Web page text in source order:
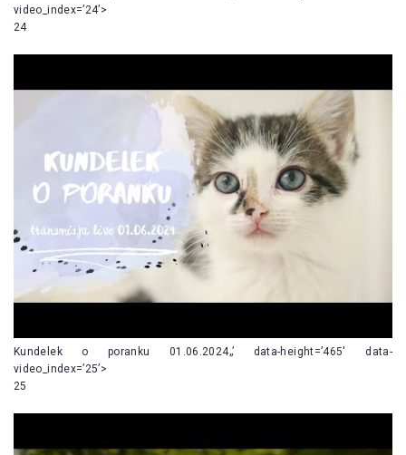
video_index=’24’>
24
Kundelek o poranku 01.06.2024„’ data-height=’465′ data-
video_index=’25’>
25